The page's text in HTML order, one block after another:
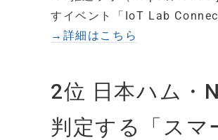
すイベント「IoT Lab
→詳細はこちら
2位 日本ハム・
判定する「スマ